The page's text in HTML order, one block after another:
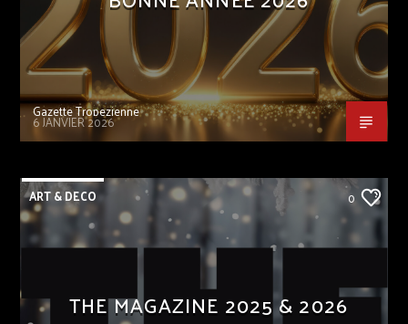
Gazette Tropezienne
6 JANVIER 2026
ART & DECO 0
THE MAGAZINE 2025 & 2026